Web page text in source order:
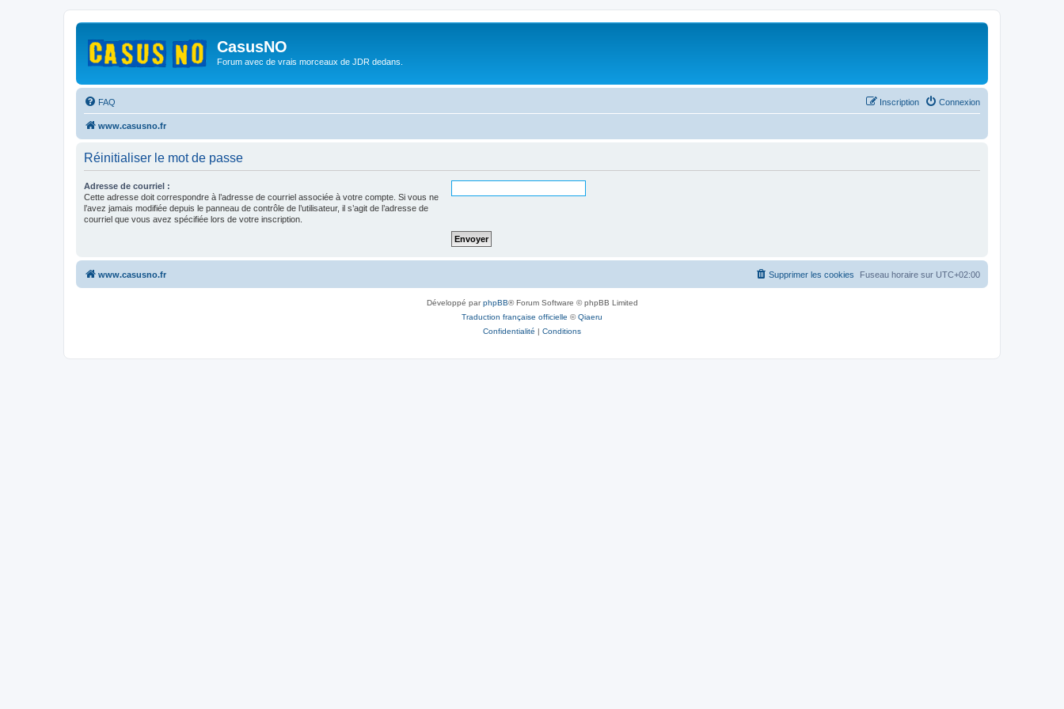
CasusNO
Forum avec de vrais morceaux de JDR dedans.
FAQ Connexion
Inscription
www.casusno.fr
Réinitialiser le mot de passe
Adresse de courriel :
Cette adresse doit correspondre à l’adresse de courriel associée à votre compte. Si vous ne
l’avez jamais modifiée depuis le panneau de contrôle de l’utilisateur, il s’agit de l’adresse de
courriel que vous avez spécifiée lors de votre inscription.
www.casusno.fr Fuseau horaire sur UTC+02:00
Supprimer les cookies
Développé parphpBB® Forum Software © phpBB Limited
Traduction française officielle ©Qiaeru
Confidentialité | Conditions